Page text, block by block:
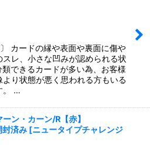
カードの縁や表面や裏面に傷や
スレ、小さな凹みが認められる状
できるカードが多い為、お客様
より状態が悪く思われる方もいる
。 …
ーン・カーン/R【赤】
済み [ニュータイプチャレンジ